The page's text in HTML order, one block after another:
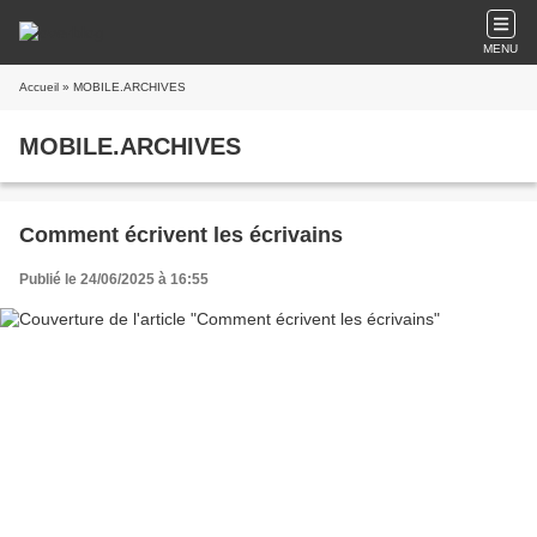
MENU
Accueil » MOBILE.ARCHIVES
MOBILE.ARCHIVES
Comment écrivent les écrivains
Publié le 24/06/2025 à 16:55